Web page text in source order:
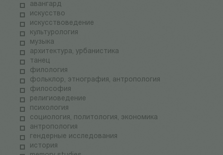
авангард
искусство
искусствоведение
культурология
музыка
архитектура, урбанистика
танец
филология
фольклор, этнография, антропология
философия
религиоведение
психология
социология, политология, экономика
антропология
гендерные исследования
история